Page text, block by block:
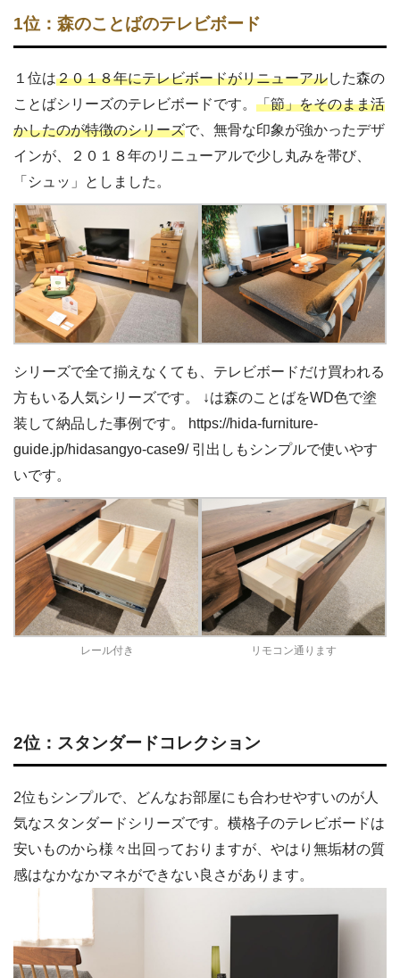
1位：森のことばのテレビボード
１位は２０１８年にテレビボードがリニューアルした森の
ことばシリーズのテレビボードです。 「節」をそのまま活
かしたのが特徴のシリーズで、無骨な印象が強かったデザ
インが、２０１８年のリニューアルで少し丸みを帯び、
「シュッ」としました。
シリーズで全て揃えなくても、テレビボードだけ買われる
方もいる人気シリーズです。 ↓は森のことばをWD色で塗
装して納品した事例です。 https://hida-furniture-
guide.jp/hidasangyo-case9/ 引出しもシンプルで使いやす
いです。
レール付き リモコン通ります
2位：スタンダードコレクション
2位もシンプルで、どんなお部屋にも合わせやすいのが人
気なスタンダードシリーズです。横格子のテレビボードは
安いものから様々出回っておりますが、やはり無垢材の質
感はなかなかマネができない良さがあります。